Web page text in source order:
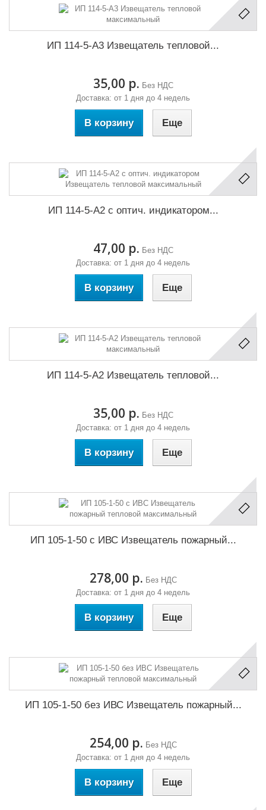
ИП 114-5-А3 Извещатель тепловой...
35,00 р. Без НДС
Доставка: от 1 дня до 4 недель
В корзину Еще
ИП 114-5-А2 с оптич. индикатором...
47,00 р. Без НДС
Доставка: от 1 дня до 4 недель
В корзину Еще
ИП 114-5-А2 Извещатель тепловой...
35,00 р. Без НДС
Доставка: от 1 дня до 4 недель
В корзину Еще
ИП 105-1-50 с ИВС Извещатель пожарный...
278,00 р. Без НДС
Доставка: от 1 дня до 4 недель
В корзину Еще
ИП 105-1-50 без ИВС Извещатель пожарный...
254,00 р. Без НДС
Доставка: от 1 дня до 4 недель
В корзину Еще